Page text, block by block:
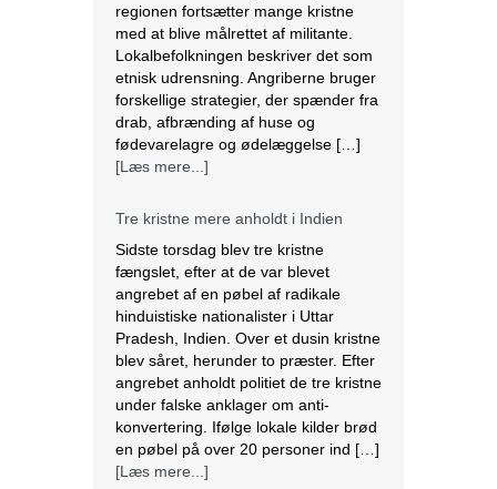
regionen fortsætter mange kristne
med at blive målrettet af militante.
Lokalbefolkningen beskriver det som
etnisk udrensning. Angriberne bruger
forskellige strategier, der spænder fra
drab, afbrænding af huse og
fødevarelagre og ødelæggelse […]
[Læs mere...]
Tre kristne mere anholdt i Indien
Sidste torsdag blev tre kristne
fængslet, efter at de var blevet
angrebet af en pøbel af radikale
hinduistiske nationalister i Uttar
Pradesh, Indien. Over et dusin kristne
blev såret, herunder to præster. Efter
angrebet anholdt politiet de tre kristne
under falske anklager om anti-
konvertering. Ifølge lokale kilder brød
en pøbel på over 20 personer ind […]
[Læs mere...]